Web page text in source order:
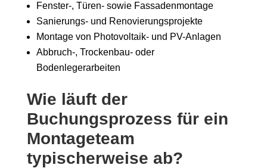
Fenster-, Türen- sowie Fassadenmontage
Sanierungs- und Renovierungsprojekte
Montage von Photovoltaik- und PV-Anlagen
Abbruch-, Trockenbau- oder
Bodenlegerarbeiten
Wie läuft der
Buchungsprozess für ein
Montageteam
typischerweise ab?